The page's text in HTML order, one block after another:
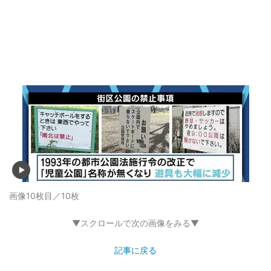
画像10枚目／10枚
▼スクロールで次の画像をみる▼
記事に戻る